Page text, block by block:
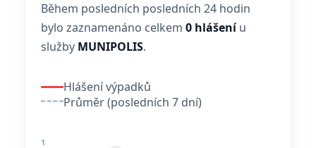
Během posledních posledních 24 hodin
bylo zaznamenáno celkem 0 hlášeníu
služby MUNIPOLIS.
Hlášení výpadků
Průměr (posledních 7 dní)
1